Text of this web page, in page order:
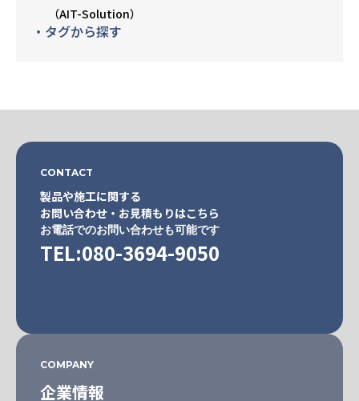
（AIT-Solution）
・タグから探す
CONTACT
製品や施工に関する
お問い合わせ・お見積もりはこちら
お電話でのお問い合わせも可能です
TEL:080-3694-9050
COMPANY
企業情報